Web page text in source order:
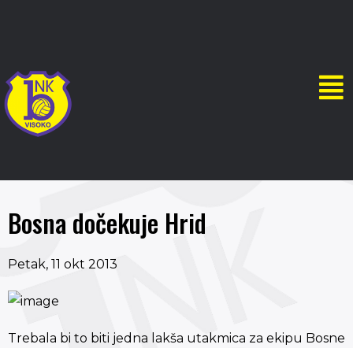
Bosna dočekuje Hrid
Petak, 11 okt 2013
Trebala bi to biti jedna lakša utakmica za ekipu Bosne